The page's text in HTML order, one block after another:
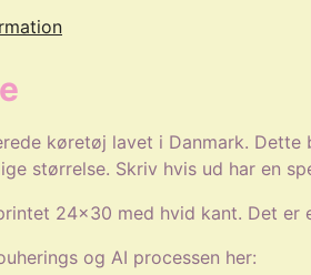
køretøj lavet i Danmark. Dette
størrelse. Skriv hvis ud har en
24×30 med hvid kant. Det er
og AI processen her: